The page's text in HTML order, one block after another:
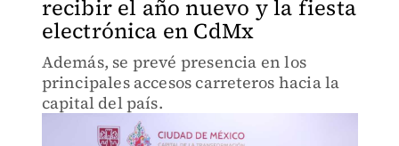
recibir el año nuevo y la fiesta
electrónica en CdMx
Además, se prevé presencia en los
principales accesos carreteros hacia la
capital del país.